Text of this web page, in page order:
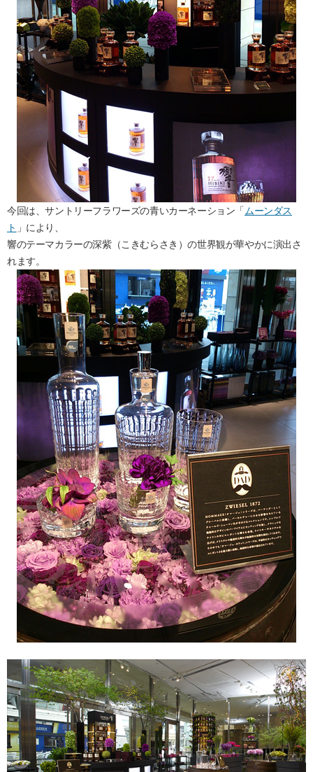
今回は、サントリーフラワーズの青いカーネーション「 ムーンダス
ト 」により、
響のテーマカラーの深紫（こきむらさき）の世界観が華やかに演出さ
れます。